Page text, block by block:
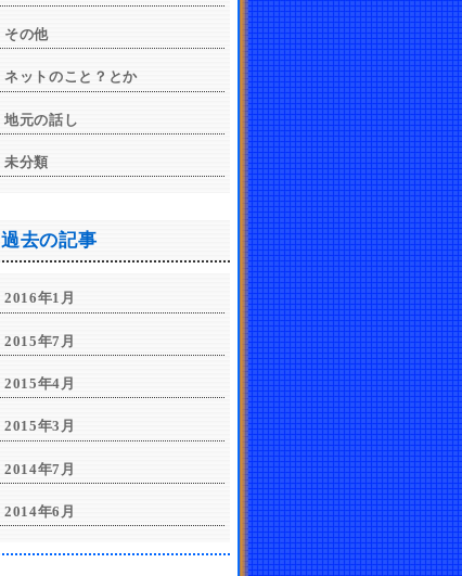
その他
ネットのこと？とか
地元の話し
未分類
過去の記事
2016年1月
2015年7月
2015年4月
2015年3月
2014年7月
2014年6月